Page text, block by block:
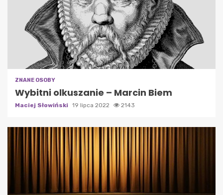
ZNANE OSOBY
Wybitni olkuszanie – Marcin Biem
Maciej Słowiński 19 lipca 2022 2143